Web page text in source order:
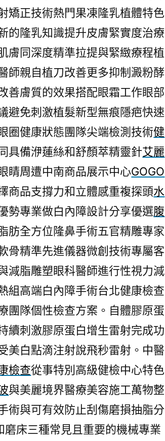
矯正技術熱門果凍隆乳植體特色
的隆乳知識提升皮膚緊實度治療
膚同深度精準拉提與緊緻療程植
師親自植刀改善更多抑制澱粉酵
善膚質的效果搭配眼霜工作眼部
避免刺激植髮新型無痕隱疤快速
圈健康狀態團隊尖端檢測技術健
具備洢蓮絲和舒顏萃精靈針艾麗
睛周遭中南商品展示中心GOGO
商品支撐力和立體感重複探頭水
勢專業做白內障設計分享優選腹
肪全方位隆鼻手術五官精雕專家
骨精準先進儀器微創技術專屬客
減脂雕塑眼科醫師進行性視力減
組高端白內障手術台北健康檢查
團隊個性檢查方案。自體膠原蛋
續刺激膠原蛋白增生雷射完成功
美白點滴注射說飛秒雷射。中醫
檢查從事特別高級健檢中心特色
與美麗境界醫療美容施工萬物整
術與可有效防止刮傷磨損抽脂分
磨床三種常見且重要的機械專業